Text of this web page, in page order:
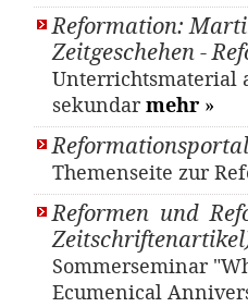
Reformation:
Zeitgeschehen -
Unterrichtsmaterial
sekundarmehr »
Themenseite zur
Reformen und
Sommerseminar
Ecumenical